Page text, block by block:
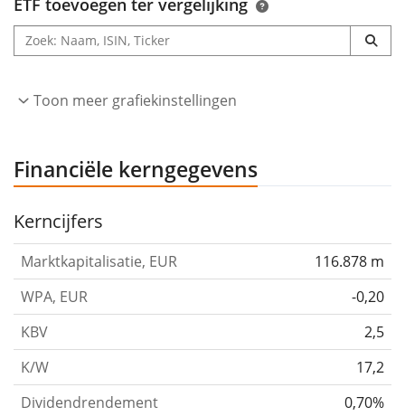
activiteiten op het gebied van pc's, overzeese productie
van Blu-ray Discs, dvd's en cd's, en batterijen. Het
bedrijf is opgericht door Akio Morita en Masaru Ibuka
Toon meer grafiekinstellingen
Financiële kerngegevens
Kerncijfers
Marktkapitalisatie, EUR
116.878 m
WPA, EUR
-0,20
KBV
2,5
K/W
17,2
Dividendrendement
0,70%